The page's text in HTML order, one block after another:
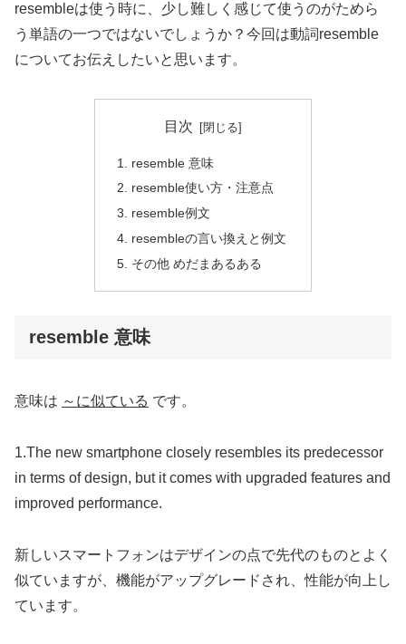
resembleは使う時に、少し難しく感じて使うのがためら
う単語の一つではないでしょうか？今回は動詞resemble
についてお伝えしたいと思います。
目次
resemble 意味
resemble使い方・注意点
resemble例文
resembleの言い換えと例文
その他 めだまあるある
resemble 意味
意味は ～に似ている です。
1.The new smartphone closely resembles its predecessor
in terms of design, but it comes with upgraded features and
improved performance.
新しいスマートフォンはデザインの点で先代のものとよく
似ていますが、機能がアップグレードされ、性能が向上し
ています。